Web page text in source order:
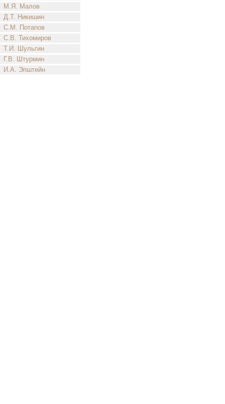
М.Я. Малов
Д.Т. Никишин
С.М. Потапов
С.В. Тихомиров
Т.И. Шульгин
Г.В. Штурмин
И.А. Эпштейн